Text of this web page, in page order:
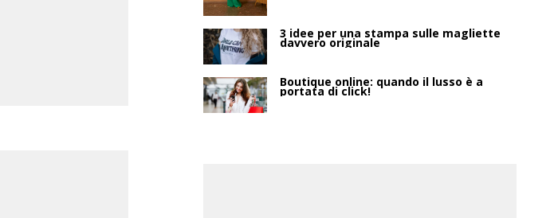
3 idee per una stampa sulle magliette
davvero originale
Boutique online: quando il lusso è a
portata di click!